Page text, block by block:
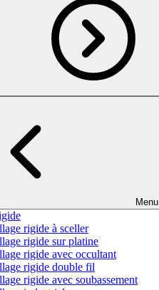
Menu
rigide à sceller
rigide sur platine
rigide avec occultant
rigide double fil
rigide avec soubassement